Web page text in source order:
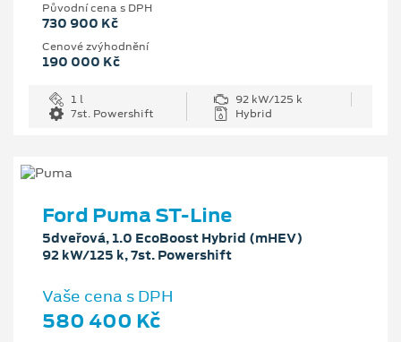
Původní cena s DPH
730 900 Kč
Cenové zvýhodnění
190 000 Kč
1 l
92 kW/125 k
7st. Powershift
Hybrid
Ford Puma ST-Line
5dveřová, 1.0 EcoBoost Hybrid (mHEV)
92 kW/125 k, 7st. Powershift
Vaše cena s DPH
580 400 Kč